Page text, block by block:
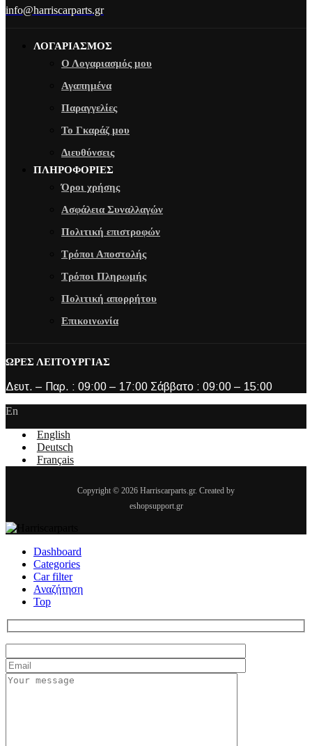
info@harriscarparts.gr
ΛΟΓΑΡΙΑΣΜΟΣ
Ο Λογαριασμός μου
Αγαπημένα
Παραγγελίες
Το Γκαράζ μου
Διευθύνσεις
ΠΛΗΡΟΦΟΡΙΕΣ
Όροι χρήσης
Ασφάλεια Συναλλαγών
Πολιτική επιστροφών
Τρόποι Αποστολής
Τρόποι Πληρωμής
Πολιτική απορρήτου
Επικοινωνία
ΩΡΕΣ ΛΕΙΤΟΥΡΓΙΑΣ
Δευτ. – Παρ. : 09:00 – 17:00 Σάββατο : 09:00 – 15:00
En
English
Deutsch
Français
Copyright © 2026 Harriscarparts.gr. Created by
eshopsupport.gr
Dashboard
Categories
Car filter
Αναζήτηση
Top